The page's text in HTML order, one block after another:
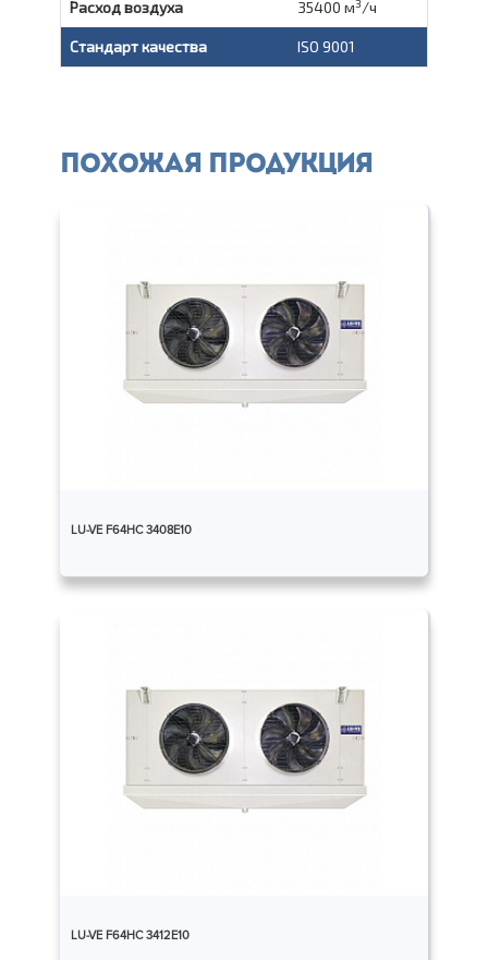
Расход воздуха 35400 м3/ч
Стандарт качества ISO 9001
Похожая продукция
LU-VE F64HC 3408E10
LU-VE F64HC 3412E10